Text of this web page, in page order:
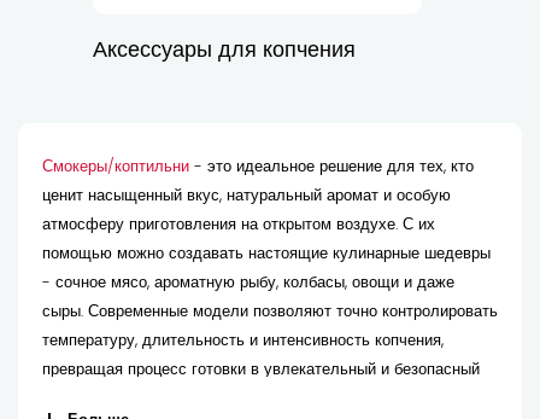
Аксессуары для копчения
Смокеры/коптильни- это идеальное решение для тех, кто
ценит насыщенный вкус, натуральный аромат и особую
атмосферу приготовления на открытом воздухе. С их
помощью можно создавать настоящие кулинарные шедевры
- сочное мясо, ароматную рыбу, колбасы, овощи и даже
сыры. Современные модели позволяют точно контролировать
температуру, длительность и интенсивность копчения,
превращая процесс готовки в увлекательный и безопасный